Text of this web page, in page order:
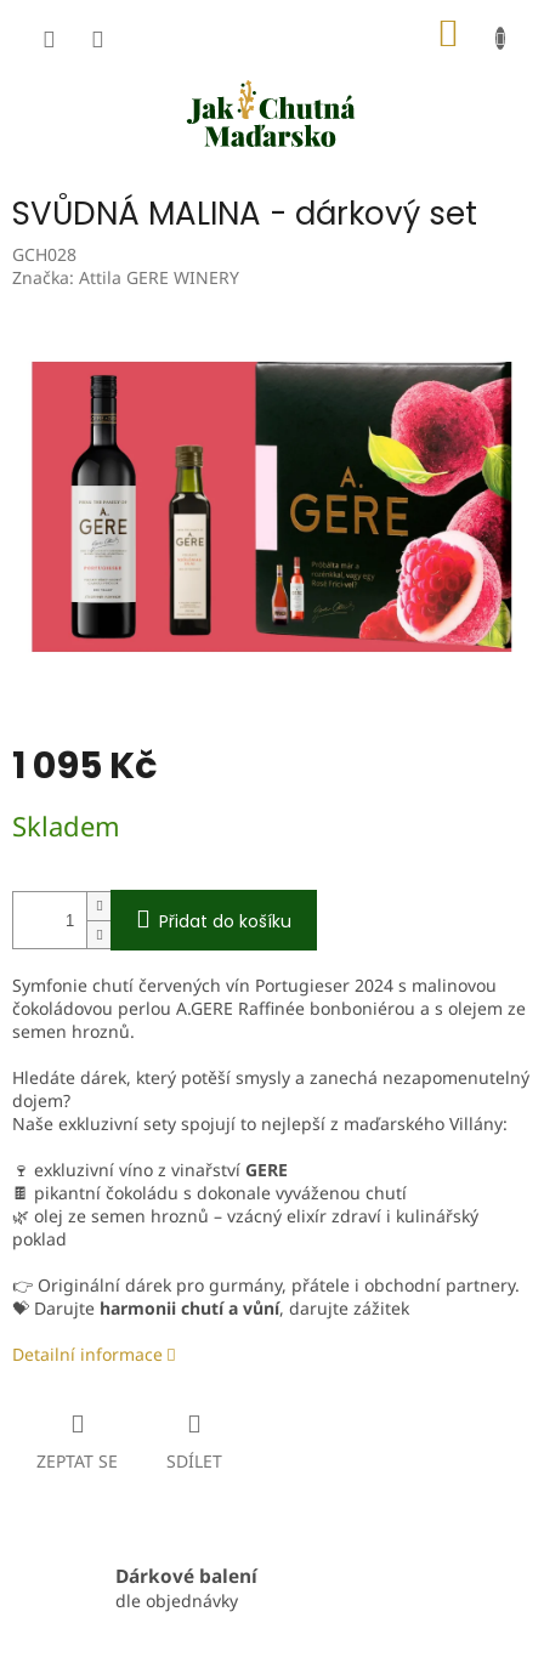
SVŮDNÁ MALINA - dárkový set
GCH028
Značka: Attila GERE WINERY
1 095 Kč
cena:
Skladem
Přidat do košíku
Symfonie chutí červených vín Portugieser 2024 s malinovou
čokoládovou perlou A.GERE Raffinée bonboniérou a s olejem ze
semen hroznů.
Hledáte dárek, který potěší smysly a zanechá nezapomenutelný
dojem?
Naše exkluzivní sety spojují to nejlepší z maďarského Villány:
🍷 exkluzivní víno z vinařství GERE
🍫 pikantní čokoládu s dokonale vyváženou chutí
🌿 olej ze semen hroznů – vzácný elixír zdraví i kulinářský
poklad
👉 Originální dárek pro gurmány, přátele i obchodní partnery.
💝 Darujte harmonii chutí a vůní, darujte zážitek
Detailní informace
ZEPTAT SE SDÍLET
Dárkové balení
dle objednávky